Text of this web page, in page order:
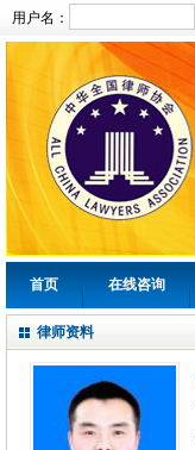
用户名：
首页 在线咨询
律师资料